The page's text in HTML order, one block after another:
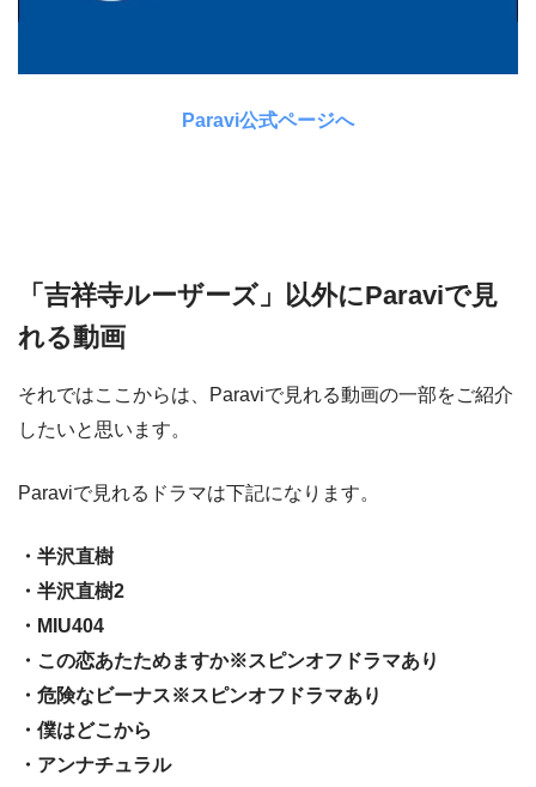
Paravi公式ページへ
「吉祥寺ルーザーズ」以外にParaviで見
れる動画
それではここからは、Paraviで見れる動画の一部をご紹介
したいと思います。
Paraviで見れるドラマは下記になります。
・半沢直樹
・半沢直樹2
・MIU404
・この恋あたためますか※スピンオフドラマあり
・危険なビーナス※スピンオフドラマあり
・僕はどこから
・アンナチュラル